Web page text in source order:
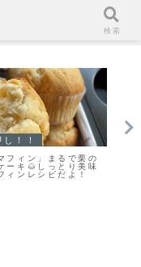
ン
る♪とっても美味しい
もキレイなスコーン
イントだよ！
検索